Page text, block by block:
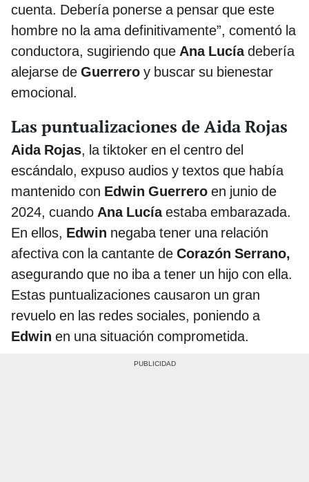
cuenta. Debería ponerse a pensar que este
hombre no la ama definitivamente”, comentó la
conductora, sugiriendo que Ana Lucíadebería
alejarse de Guerrero y buscar su bienestar
emocional.
Las puntualizaciones de Aida Rojas
Aida Rojas, la tiktoker en el centro del
escándalo, expuso audios y textos que había
mantenido con Edwin Guerrero en junio de
2024, cuando Ana Lucíaestaba embarazada.
En ellos, Edwin negaba tener una relación
afectiva con la cantante de Corazón Serrano,
asegurando que no iba a tener un hijo con ella.
Estas puntualizaciones causaron un gran
revuelo en las redes sociales, poniendo a
Edwin en una situación comprometida.